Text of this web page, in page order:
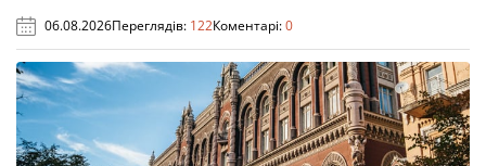
06.08.2026Переглядів: 122Коментарі:0